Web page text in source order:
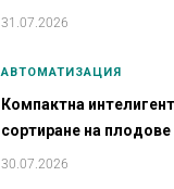
31.07.2026
АВТОМАТИЗАЦИЯ
Компактна
сортиране на плодове
30.07.2026